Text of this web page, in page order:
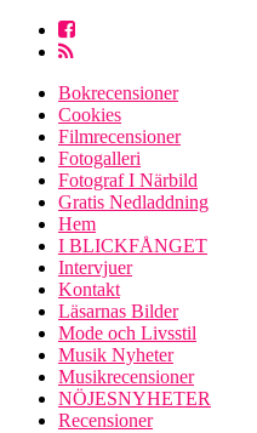
Bokrecensioner
Cookies
Filmrecensioner
Fotogalleri
Fotograf I Närbild
Gratis Nedladdning
Hem
I BLICKFÅNGET
Intervjuer
Kontakt
Läsarnas Bilder
Mode och Livsstil
Musik Nyheter
Musikrecensioner
NÖJESNYHETER
Recensioner